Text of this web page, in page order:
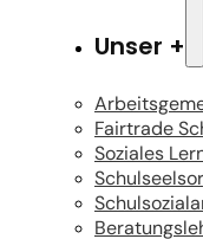
Unser +
Fairtrade
Soziales